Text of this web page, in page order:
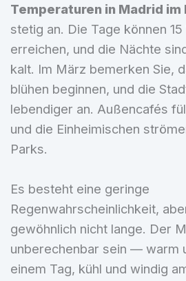
Temperaturen in Madrid im
stetig an. Die Tage können 15
erreichen, und die Nächte
kalt. Im März bemerken Sie,
blühen beginnen, und die
lebendiger an. Außencafés
und die Einheimischen
Parks.
Es besteht eine geringe
Regenwahrscheinlichkeit,
gewöhnlich nicht lange. Der
unberechenbar sein — warm
einem Tag, kühl und windig